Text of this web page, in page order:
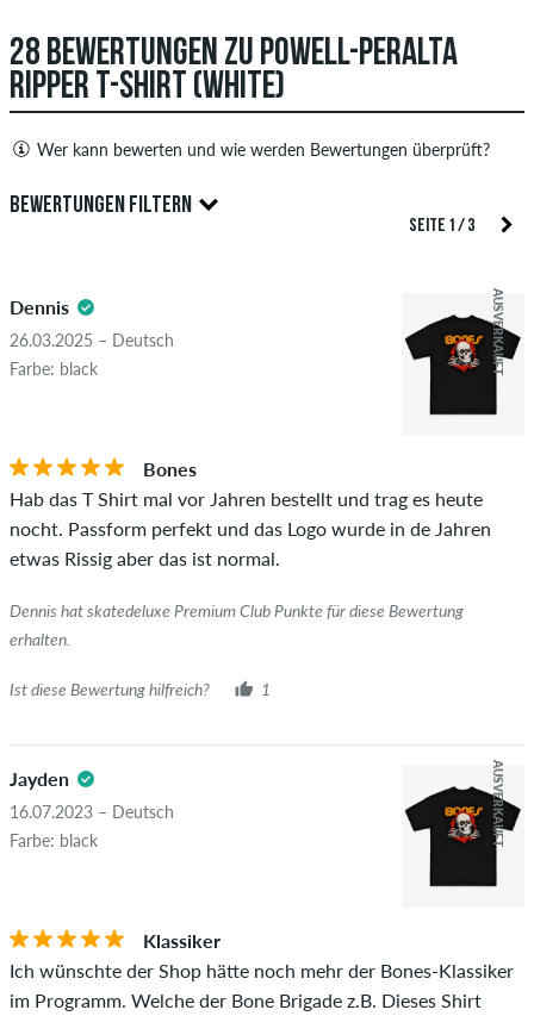
28 BEWERTUNGEN ZU POWELL-PERALTA
RIPPER T-SHIRT (WHITE)
Wer kann bewerten und wie werden Bewertungen überprüft?
Nur Personen mit einem skatedeluxe Kundenkonto können
Bewertungen abgeben. Diese werden erst nach unserer
beleidigenden oder obszönen Inhalten sowie Bewertungen,
die geltendes Recht oder Urheberrechte verletzen oder Spam
und Fremdwerbung enthalten, werden nicht veröffentlicht.
Die Sternebewertung des Artikels ist der Durchschnitt aller
Ob die Bewertung von einer Person stammt, die diesen
Artikel wirklich gekauft hat, erkennst du am grünen Haken
neben dem Namen mit dem Zusatz "Verifizierter Kauf". Bei
diesen Personen wurde der Kauf anhand ihrer Bestellungen
überprüft. Bei Bewertungen ohne grünen Haken, können wir
leider nicht garantieren, dass die Personen den Artikel
BEWERTUNGEN FILTERN
5.0
SEITE 1 / 3
Dennis
26.03.2025 – Deutsch
Farbe: black
AUSVERKAUFT
Bones
Hab das T Shirt mal vor Jahren bestellt und trag es heute
nocht. Passform perfekt und das Logo wurde in de Jahren
etwas Rissig aber das ist normal.
Dennis hat skatedeluxe Premium Club Punkte für diese Bewertung
erhalten.
Ist diese Bewertung hilfreich? 1
Jayden
16.07.2023 – Deutsch
Farbe: black
AUSVERKAUFT
Klassiker
Ich wünschte der Shop hätte noch mehr der Bones-Klassiker
im Programm. Welche der Bone Brigade z.B. Dieses Shirt